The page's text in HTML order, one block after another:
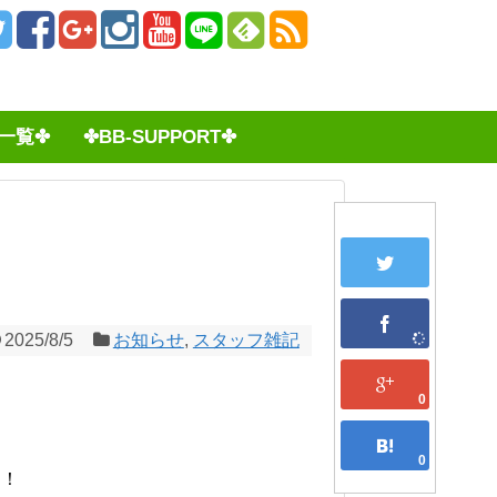
覧✤ ✤BB-SUPPORT✤
0
0
2025/8/5 お知らせ, スタッフ雑記